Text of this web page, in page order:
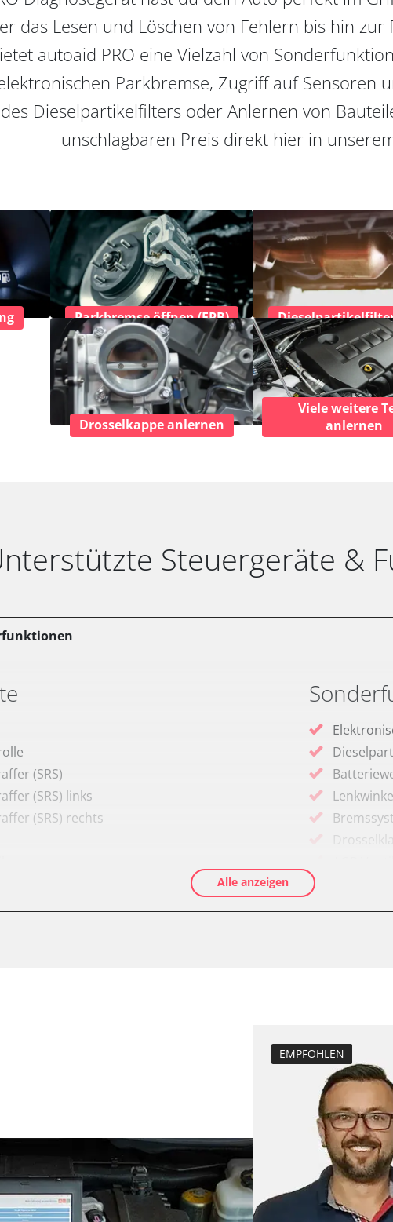
das Lesen und Löschen von Fehlern bis hin zur
autoaid PRO eine Vielzahl von
Parkbremse, Zugriff auf Sensoren
Dieselpartikelfilters oder Anlernen von
unschlagbaren Preis direkt hier in
Parkbremse öffnen (EPB) Dieselpartikelfilter
Drosselkappe anlernen
Viele weitere
anlernen
Steuergeräte &
(SRS)
(SRS) links
(SRS) rechts
(EPB / SBC)
Injektor
Alle anzeigen
EMPFOHLEN